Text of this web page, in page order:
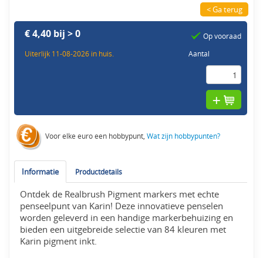
< Ga terug
€ 4,40 bij > 0
Uiterlijk 11-08-2026 in huis.
Op vooraad
Aantal
Voor elke euro een hobbypunt,Wat zijn hobbypunten?
Informatie Productdetails
Ontdek de Realbrush Pigment markers met echte
penseelpunt van Karin! Deze innovatieve penselen
worden geleverd in een handige markerbehuizing en
bieden een uitgebreide selectie van 84 kleuren met
Karin pigment inkt.